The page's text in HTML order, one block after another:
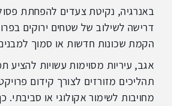
באנרגיה, נקיטת צעדים להפחתת
דרישה לשילוב של שטחים ירוקים
הקמת שכונות חדשות או סמוך
אגב, עיריות מסוימות עשויות להציע
תהליכים מזורזים לצורך קידום
מחויבות לשימור אקולוגי או